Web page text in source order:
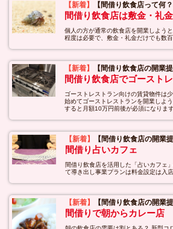
【新着】 【間借り飲食店って何？
間借り飲食店は敷金・礼金
個人の方が通常の飲食店を開業しよう
程度は必要で、敷金・礼金だけでも数百
【新着】 【間借り飲食店の開業
間借り飲食店でゴースト
ゴーストレストラン向けの賃貸物件は
始めてゴーストレストランを開業しよ
すると月額10万円前後が必須になりま
【新着】 【間借り飲食店の開業
間借り占いカフェ
間借り飲食店を活用した「占いカフェ
て導き出し事業プランは料金設定は入店
【新着】 【間借り飲食店の開業
間借りで朝からカレー店